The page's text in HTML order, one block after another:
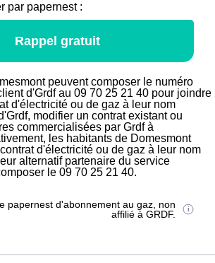
par papernest :
Rappel gratuit
peuvent composer le numéro
d'Grdf au 09 70 25 21 40 pour joindre
d'électricité ou de gaz à leur nom
modifier un contrat existant ou
commercialisées par Grdf à
les habitants de Domesmont
d'électricité ou de gaz à leur nom
alternatif partenaire du service
le 09 70 25 21 40.
papernest d'abonnement au gaz, non
affilié à GRDF.